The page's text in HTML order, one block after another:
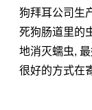
狗拜耳公司生
死狗肠道里的
地消灭蠕虫,
很好的方式在